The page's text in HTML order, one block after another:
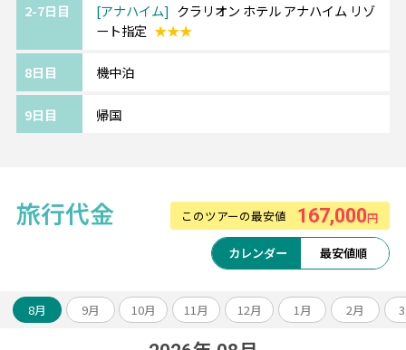
2-7日目 アナハイム
クラリオン ホテル アナハイム リゾ
ート指定 ★★★
8日目 機中泊
9日目 帰国
旅行代金 このツアーの最安値 167,000円
カレンダー 最安値順
8月 9月 10月 11月 12月 1月 2月